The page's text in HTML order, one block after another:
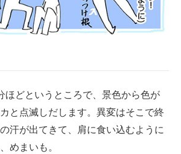
どというところで、景色から色が
と点滅しだします。異変はそこで終
汗が出てきて、肩に食い込むように
めまいも。